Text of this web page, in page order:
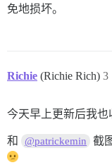
免地损坏。
Richie (Richie Rich) 3
今天早上更新后我也
和 @patrickemin 截